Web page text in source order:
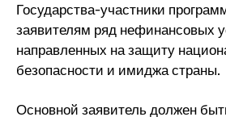
Государства-участники
заявителям ряд нефинансовых
направленных на защиту
безопасности и имиджа страны.
Основной заявитель должен